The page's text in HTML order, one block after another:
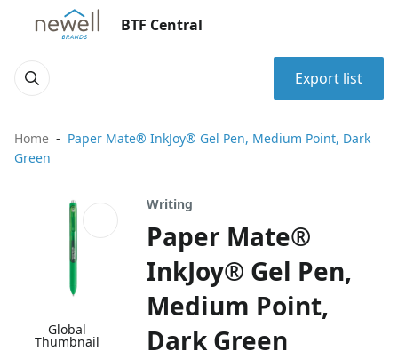
BTF Central
Export list
Home
Paper Mate® InkJoy® Gel Pen, Medium Point, Dark
Green
Global
Thumbnail
Writing
Paper Mate®
InkJoy® Gel Pen,
Medium Point,
Dark Green